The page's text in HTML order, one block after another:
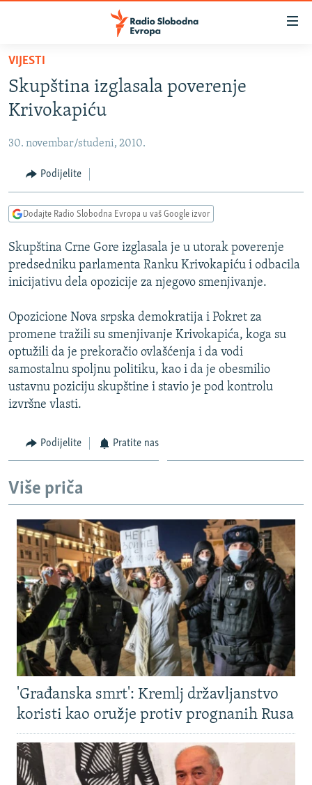
Pređite
glavni
sadržaj
na
navigaciju
Pređite
na
VIJESTI
BOSNA I HERCEGOVINA
KOSOVO
CRNA GORA
VIDEO
FOTOGALERIJE
INFOGRAFIKE
PODCASTI
RAT U UKRAJINI
KINA NA BALKANU
ISPRIČAJ MI
DNEVNO@RSE
SPECIJALI RSE
VIŠE OD NASLOVA
POPLAVE I KLIZIŠTA U BIH 2024.
POST SCRIPTUM
MOJA EVROPA
TRI DECENIJE OD RATA U BIH
SVE KARTE DEJTONA
NASTANAK I RASPAD JUGOSLAVIJE
Sve RFE/RL stranice
VIJESTI
Skupština izglasala poverenje
Krivokapiću
30. novembar/studeni, 2010.
Podijelite
Dodajte Radio Slobodna Evropa u vaš Google izvor
Skupština Crne Gore izglasala je u utorak poverenje
predsedniku parlamenta Ranku Krivokapiću i odbacila
inicijativu dela opozicije za njegovo smenjivanje.
Opozicione Nova srpska demokratija i Pokret za
promene tražili su smenjivanje Krivokapića, koga su
optužili da je prekoračio ovlašćenja i da vodi
samostalnu spoljnu politiku, kao i da je obesmilio
ustavnu poziciju skupštine i stavio je pod kontrolu
izvršne vlasti.
Podijelite Pratite nas
Više priča
'Građanska smrt': Kremlj državljanstvo
koristi kao oružje protiv prognanih Rusa